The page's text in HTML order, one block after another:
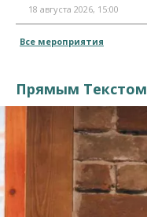
18 августа 2026, 15:00
Все мероприятия
Прямым Текстом